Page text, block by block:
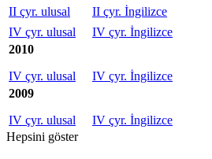
II çyr. ulusal
II çyr. İngilizce
IV çyr. ulusal
IV çyr. İngilizce
2010
IV çyr. ulusal
IV çyr. İngilizce
2009
IV çyr. ulusal
IV çyr. İngilizce
Hepsini göster